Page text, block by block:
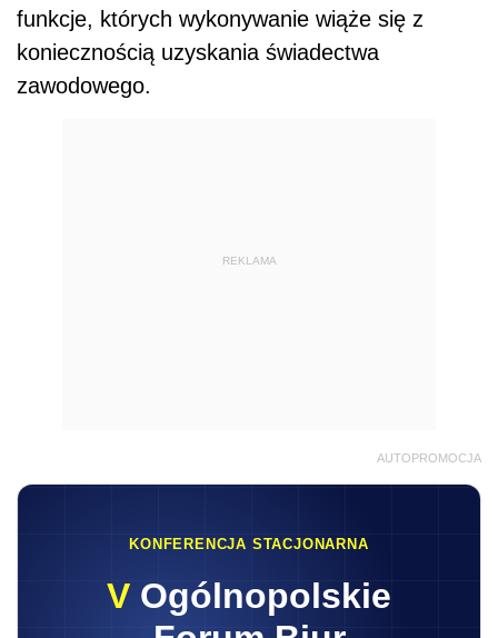
funkcje, których wykonywanie wiąże się z
koniecznością uzyskania świadectwa
zawodowego.
REKLAMA
AUTOPROMOCJA
KONFERENCJA STACJONARNA
V Ogólnopolskie